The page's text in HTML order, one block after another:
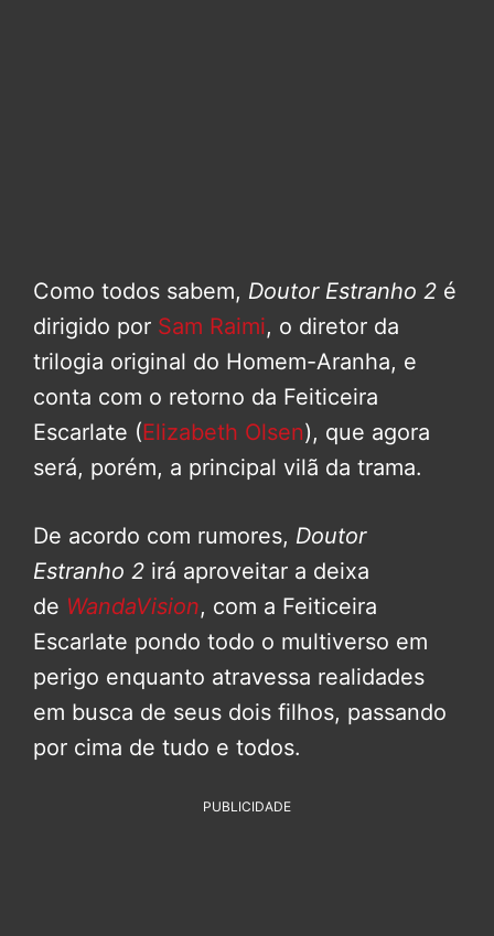
Como todos sabem, Doutor Estranho 2 é
dirigido por Sam Raimi, o diretor da
trilogia original do Homem-Aranha, e
conta com o retorno da Feiticeira
Escarlate (Elizabeth Olsen), que agora
será, porém, a principal vilã da trama.
De acordo com rumores, Doutor
Estranho 2 irá aproveitar a deixa
de WandaVision, com a Feiticeira
Escarlate pondo todo o multiverso em
perigo enquanto atravessa realidades
em busca de seus dois filhos, passando
por cima de tudo e todos.
PUBLICIDADE